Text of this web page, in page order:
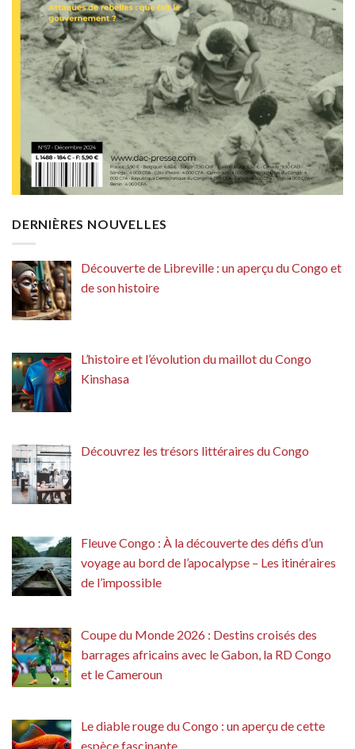
DERNIÈRES NOUVELLES
Découverte de Libreville : un aperçu du Congo et
de son histoire
L’histoire et l’évolution du maillot du Congo
Kinshasa
Découvrez les trésors littéraires du Congo
Fleuve Congo : À la découverte des défis d’un
voyage au bord de l’apocalypse – Les itinéraires
de l’impossible
Coupe du Monde 2026 : Destins croisés des
barrages africains avec le Gabon, la RD Congo
et le Cameroun
Le diable rouge du Congo : un aperçu de cette
espèce fascinante